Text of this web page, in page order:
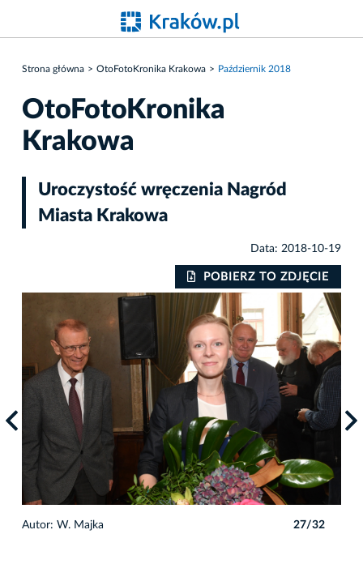
Strona główna OtoFotoKronika Krakowa Październik 2018
OtoFotoKronika
Krakowa
Uroczystość wręczenia Nagród
Miasta Krakowa
Data: 2018-10-19
POBIERZ TO ZDJĘCIE
Autor: W. Majka 27/32